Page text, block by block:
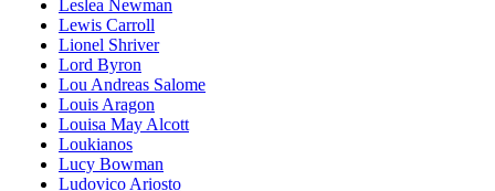
Leslea Newman
Lewis Carroll
Lionel Shriver
Lord Byron
Lou Andreas Salome
Louis Aragon
Louisa May Alcott
Loukianos
Lucy Bowman
Ludovico Ariosto